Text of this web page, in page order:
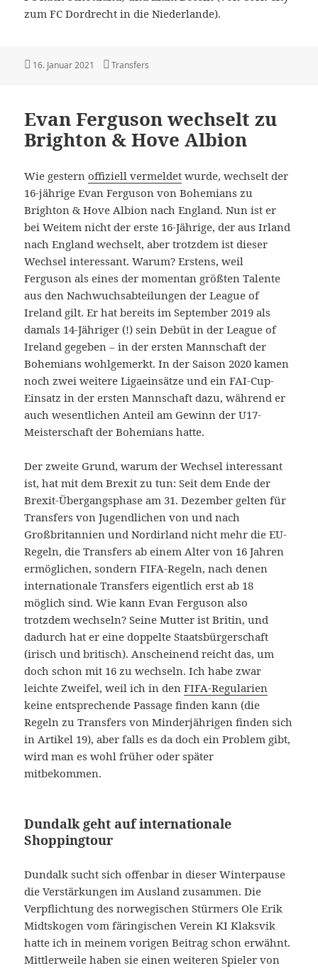
zum FC Dordrecht in die Niederlande).
Veröffentlicht
16. Januar 2021 Kategorien
Transfers
Evan Ferguson wechselt zu
Brighton & Hove Albion
Wie gesternoffiziell vermeldet wurde, wechselt der
16-jährige Evan Ferguson von Bohemians zu
Brighton & Hove Albion nach England. Nun ist er
bei Weitem nicht der erste 16-Jährige, der aus Irland
nach England wechselt, aber trotzdem ist dieser
Wechsel interessant. Warum? Erstens, weil
Ferguson als eines der momentan größten Talente
aus den Nachwuchsabteilungen der League of
Ireland gilt. Er hat bereits im September 2019 als
damals 14-Jähriger (!) sein Debüt in der League of
Ireland gegeben – in der ersten Mannschaft der
Bohemians wohlgemerkt. In der Saison 2020 kamen
noch zwei weitere Ligaeinsätze und ein FAI-Cup-
Einsatz in der ersten Mannschaft dazu, während er
auch wesentlichen Anteil am Gewinn der U17-
Meisterschaft der Bohemians hatte.
Der zweite Grund, warum der Wechsel interessant
ist, hat mit dem Brexit zu tun: Seit dem Ende der
Brexit-Übergangsphase am 31. Dezember gelten für
Transfers von Jugendlichen von und nach
Großbritannien und Nordirland nicht mehr die EU-
Regeln, die Transfers ab einem Alter von 16 Jahren
ermöglichen, sondern FIFA-Regeln, nach denen
internationale Transfers eigentlich erst ab 18
möglich sind. Wie kann Evan Ferguson also
trotzdem wechseln? Seine Mutter ist Britin, und
dadurch hat er eine doppelte Staatsbürgerschaft
(irisch und britisch). Anscheinend reicht das, um
doch schon mit 16 zu wechseln. Ich habe zwar
leichte Zweifel, weil ich in denFIFA-Regularien
keine entsprechende Passage finden kann (die
Regeln zu Transfers von Minderjährigen finden sich
in Artikel 19), aber falls es da doch ein Problem gibt,
wird man es wohl früher oder später
mitbekommen.
Dundalk geht auf internationale
Shoppingtour
Dundalk sucht sich offenbar in dieser Winterpause
die Verstärkungen im Ausland zusammen. Die
Verpflichtung des norwegischen Stürmers Ole Erik
Midtskogen vom färingischen Verein KI Klaksvik
hatte ich in meinem vorigen Beitrag schon erwähnt.
Mittlerweile haben sie einen weiteren Spieler von